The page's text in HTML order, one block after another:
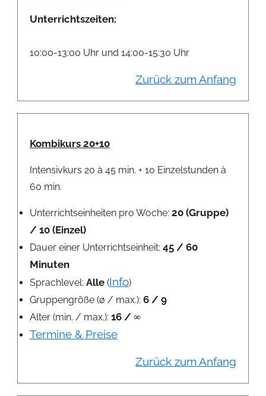
Unterrichtszeiten:
10:00-13:00 Uhr und 14:00-15:30 Uhr
Zurück zum Anfang
Kombikurs 20+10
Intensivkurs 20 à 45 min. + 10 Einzelstunden à
60 min.
Unterrichtseinheiten pro Woche: 20 (Gruppe)
/ 10 (Einzel)
Dauer einer Unterrichtseinheit: 45 / 60
Minuten
Sprachlevel: Alle(Info)
Gruppengröße (ø / max.): 6 / 9
Alter (min. / max.): 16 / ∞
Termine & Preise
Zurück zum Anfang